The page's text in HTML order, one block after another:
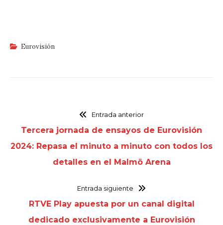
Eurovisión
Entrada anterior
Tercera jornada de ensayos de Eurovisión
2024: Repasa el minuto a minuto con todos los
detalles en el Malmö Arena
Entrada siguiente
RTVE Play apuesta por un canal digital
dedicado exclusivamente a Eurovisión